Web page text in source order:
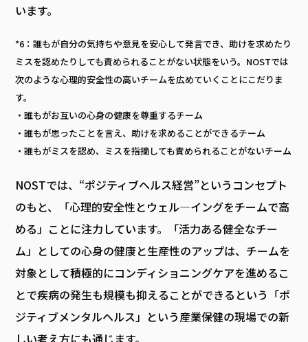
います。
*6：誰もが自分の気持ちや意見を安心して発言でき、助けを求めたり
ミスを認めたりしても責められることがない状態をいう。NOSTでは
次のような心理的安全性の高いチームを広めていくことにこだりま
す。
・誰もがお互いの心身の健康を尊重するチーム
・誰もが思ったことを言え、助けを求めることができるチーム
・誰もがミスを認め、ミスを指摘しても責められることがないチーム
NOSTでは、“ポジティブヘルス経営”というコンセプト
のもと、「心理的安全性とウェル―イングをチームで高
める」ことに注力しています。「活力ある健全なチー
ム」としての心身の健康と生産性のアップは、チームを
対象として積極的にコンディショニングケアを進めるこ
とで疾病の発生も規模も抑えることができるという「ポ
ジティブメンタルヘルス」という産業保健の現場での新
しい考え方にも通じます。